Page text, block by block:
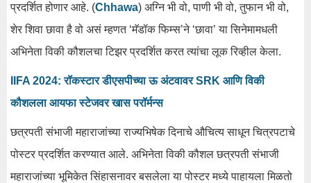
प्रदर्शित होणार आहे. (Chhawa) अग्नि भी वो, पाणी भी वो, तुफान भी वो,
शेर शिवा छावा है वो असं म्हणत ‘मॅडॉक फिम्स’ने ‘छावा’ या सिनेमामधली
अभिनेता विकी कौशलचा टिझर प्रदर्शित करत त्यांचा लूक रिव्हील केला.
IIFA 2024: रॉकस्टार डीएसपीच्या ऊ अंटवावर SRK आणि विकी
कौशलला आयफा स्टेजवर खास परॉर्मन्स
छत्रपती संभाजी महाराजांच्या राज्यभिषेक दिनाचे औचित्य साधून चित्रपटाचे
पोस्टर प्रदर्शित करण्यात आले. अभिनेता विकी कौशल छत्रपती संभाजी
महाराजांच्या भूमिकेत सिंहासनावर बसलेला या पोस्टर मध्ये पाहायला मिळतो